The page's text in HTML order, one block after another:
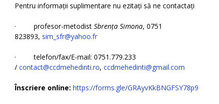
Pentru informații suplimentare nu ezitați să ne contactați
· profesor-metodist Sbrența Simona, 0751
823893, sim_sfr@yahoo.fr
· telefon/fax/E-mail: 0751.779.233
/ contact@ccdmehedinti.ro, ccdmehedinti@gmail.com
Înscriere online: https://forms.gle/GRAyvKkBNGFSY78p9